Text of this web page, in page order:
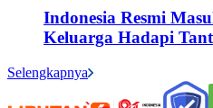
Indonesia Resmi
Keluarga Hadapi
Selengkapnya